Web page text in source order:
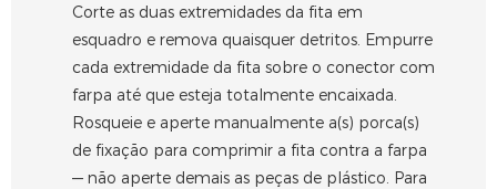
Corte as duas extremidades da fita em
esquadro e remova quaisquer detritos. Empurre
cada extremidade da fita sobre o conector com
farpa até que esteja totalmente encaixada.
Rosqueie e aperte manualmente a(s) porca(s)
de fixação para comprimir a fita contra a farpa
— não aperte demais as peças de plástico. Para